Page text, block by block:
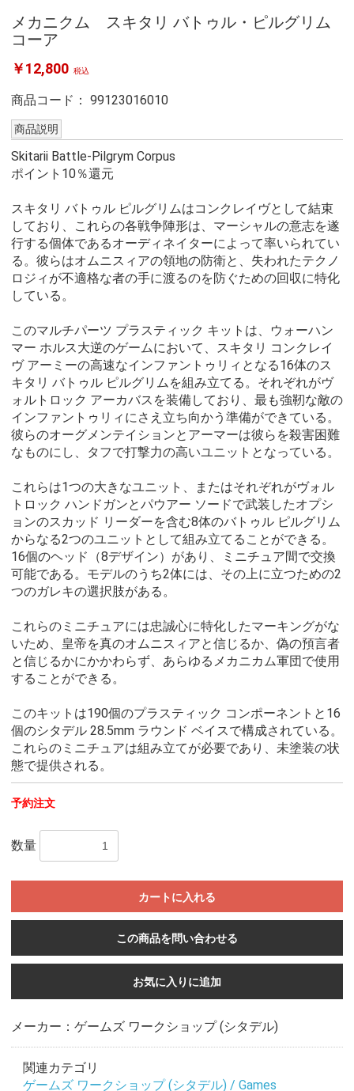
メカニクム スキタリ バトゥル・ピルグリム
コーア
￥12,800 税込
商品コード： 99123016010
商品説明
Skitarii Battle-Pilgrym Corpus
ポイント10％還元
スキタリ バトゥル ピルグリムはコンクレイヴとして結束
しており、これらの各戦争陣形は、マーシャルの意志を遂
行する個体であるオーディネイターによって率いられてい
る。彼らはオムニスィアの領地の防衛と、失われたテクノ
ロジィが不適格な者の手に渡るのを防ぐための回収に特化
している。
このマルチパーツ プラスティック キットは、ウォーハン
マー ホルス大逆のゲームにおいて、スキタリ コンクレイ
ヴ アーミーの高速なインファントゥリィとなる16体のス
キタリ バトゥル ピルグリムを組み立てる。それぞれがヴ
ォルトロック アーカバスを装備しており、最も強靭な敵の
インファントゥリィにさえ立ち向かう準備ができている。
彼らのオーグメンテイションとアーマーは彼らを殺害困難
なものにし、タフで打撃力の高いユニットとなっている。
これらは1つの大きなユニット、またはそれぞれがヴォル
トロック ハンドガンとパウアー ソードで武装したオプシ
ョンのスカッド リーダーを含む8体のバトゥル ピルグリム
からなる2つのユニットとして組み立てることができる。
16個のヘッド（8デザイン）があり、ミニチュア間で交換
可能である。モデルのうち2体には、その上に立つための2
つのガレキの選択肢がある。
これらのミニチュアには忠誠心に特化したマーキングがな
いため、皇帝を真のオムニスィアと信じるか、偽の預言者
と信じるかにかかわらず、あらゆるメカニカム軍団で使用
することができる。
このキットは190個のプラスティック コンポーネントと16
個のシタデル 28.5mm ラウンド ベイスで構成されている。
これらのミニチュアは組み立てが必要であり、未塗装の状
態で提供される。
予約注文
数量
カートに入れる
この商品を問い合わせる
お気に入りに追加
メーカー：ゲームズ ワークショップ (シタデル)
関連カテゴリ
ゲームズ ワークショップ (シタデル) / Games